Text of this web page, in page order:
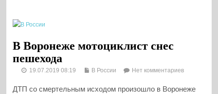
В Воронеже мотоциклист снес
пешехода
19.07.2019 08:19 В России Нет комментариев
ДТП со смертельным исходом произошло в Воронеже